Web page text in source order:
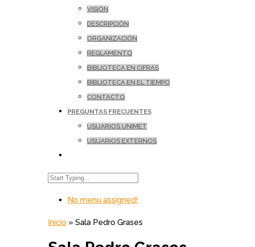
VISIÓN
DESCRIPCIÓN
ORGANIZACIÓN
REGLAMENTO
BIBLIOTECA EN CIFRAS
BIBLIOTECA EN EL TIEMPO
CONTACTO
PREGUNTAS FRECUENTES
USUARIOS UNIMET
USUARIOS EXTERNOS
No menu assigned!
Inicio » Sala Pedro Grases